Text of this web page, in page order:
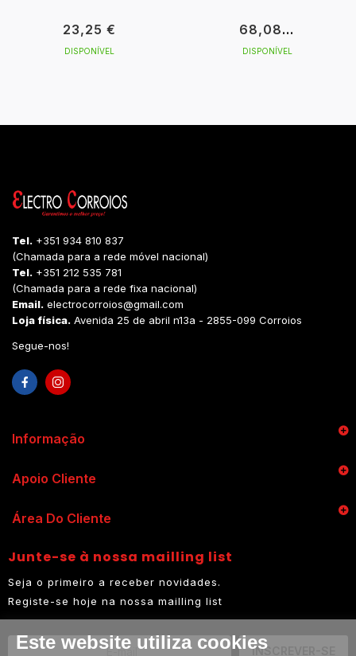
Este website utiliza cookies
23,25 €
DISPONÍVEL
68,08 €
DISPONÍVEL
Tel. +351 934 810 837
(Chamada para a rede móvel nacional)
Tel. +351 212 535 781
(Chamada para a rede fixa nacional)
Email. electrocorroios@gmail.com
Loja física. Avenida 25 de abril n13a - 2855-099 Corroios
Segue-nos!
Informação
Apoio Cliente
Área Do Cliente
Junte-se à nossa mailling list
Seja o primeiro a receber novidades.
Registe-se hoje na nossa mailling list
INSCREVER-SE